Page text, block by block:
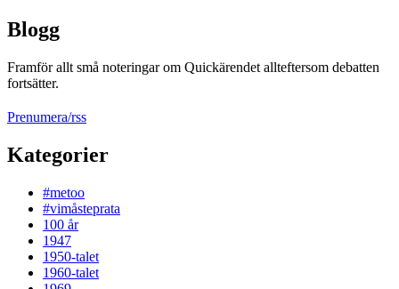
Blogg
Framför allt små noteringar om Quickärendet allteftersom debatten
fortsätter.
Prenumera/rss
Kategorier
#metoo
#vimåsteprata
100 år
1947
1950-talet
1960-talet